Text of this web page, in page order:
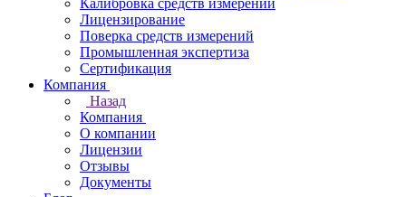
Калибровка средств измерений
Лицензирование
Поверка средств измерений
Промышленная экспертиза
Сертификация
Компания
Назад
Компания
О компании
Лицензии
Отзывы
Документы